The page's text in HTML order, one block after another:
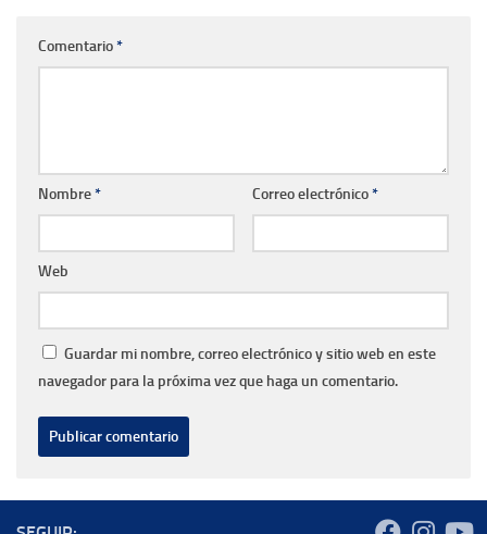
Comentario*
Nombre* Correo electrónico*
Web
Guardar mi nombre, correo electrónico y sitio web en este
navegador para la próxima vez que haga un comentario.